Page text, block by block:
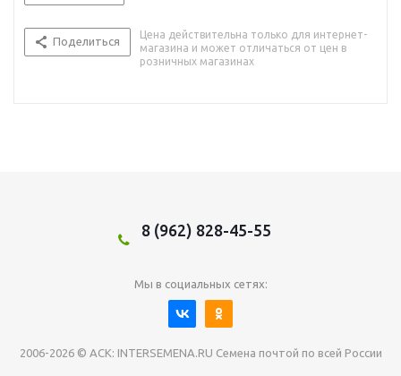
Поделиться
Цена действительна только для интернет-
магазина и может отличаться от цен в
розничных магазинах
8 (962) 828-45-55
Мы в социальных сетях:
2006-2026 © АСК: INTERSEMENA.RU Семена почтой по всей России